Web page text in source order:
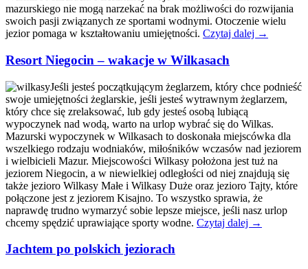
mazurskiego nie mogą narzekać na brak możliwości do rozwijania
swoich pasji związanych ze sportami wodnymi. Otoczenie wielu
jezior pomaga w kształtowaniu umiejętności. Czytaj dalej →
Resort Niegocin – wakacje w Wilkasach
Jeśli jesteś początkującym żeglarzem, który chce podnieść
swoje umiejętności żeglarskie, jeśli jesteś wytrawnym żeglarzem,
który chce się zrelaksować, lub gdy jesteś osobą lubiącą
wypoczynek nad wodą, warto na urlop wybrać się do Wilkas.
Mazurski wypoczynek w Wilkasach to doskonała miejscówka dla
wszelkiego rodzaju wodniaków, miłośników wczasów nad jeziorem
i wielbicieli Mazur. Miejscowości Wilkasy położona jest tuż na
jeziorem Niegocin, a w niewielkiej odległości od niej znajdują się
także jezioro Wilkasy Małe i Wilkasy Duże oraz jezioro Tajty, które
połączone jest z jeziorem Kisajno. To wszystko sprawia, że
naprawdę trudno wymarzyć sobie lepsze miejsce, jeśli nasz urlop
chcemy spędzić uprawiające sporty wodne. Czytaj dalej →
Jachtem po polskich jeziorach